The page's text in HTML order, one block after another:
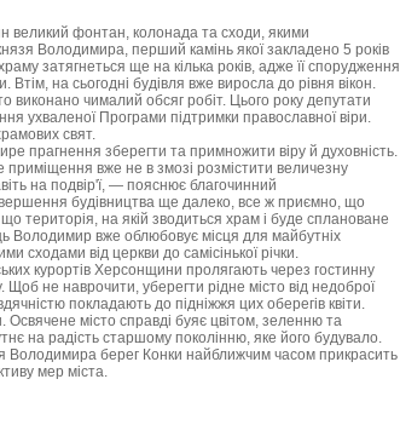
великий фонтан, колонада та сходи, якими
Володимира, перший камінь якої закладено 5 років
затягнеться ще на кілька років, адже її спорудження
Втім, на сьогодні будівля вже виросла до рівня вікон.
чималий обсяг робіт. Цього року депутати
ухваленої Програми підтримки православної віри.
свят.
прагнення зберегти та примножити віру й духовність.
вже не в змозі розмістити величезну
на подвір'ї, — пояснює благочинний
будівництва ще далеко, все ж приємно, що
територія, на якій зводиться храм і буде сплановане
Володимир вже облюбовує місця для майбутніх
сходами від церкви до самісінької річки.
курортів Херсонщини пролягають через гостинну
не наврочити, уберегти рідне місто від недоброї
покладають до підніжжя цих оберегів квіти.
Освячене місто справді буяє цвітом, зеленню та
на радість старшому поколінню, яке його будувало.
берег Конки найближчим часом прикрасить
мер міста.